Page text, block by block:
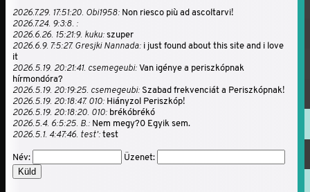
2026.7.29. 17:51:20. Obi1958: Non riesco più ad ascoltarvi!
2026.7.24. 9:3:8. :
2026.6.26. 15:21:9. kuku:szuper
2026.6.9. 7:5:27. Gresjki Nannada: i just found about this site and i love
it
2026.5.19. 20:21:41. csemegeubi:Van igénye a periszkópnak
hírmondóra?
2026.5.19. 20:19:25. csemegeubi: Szabad frekvenciát a Periszkópnak!
2026.5.19. 20:18:47. 010: Hiányzol Periszkóp!
2026.5.19. 20:18:20. 010: brékóbrékó
2026.5.4. 6:5:25. B.: Nem megy?0 Egyik sem.
2026.5.1. 4:47:46. test':test
Név: Üzenet:
Küld